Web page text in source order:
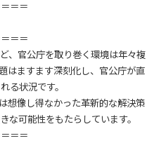
＝＝
＝＝
、官公庁を取り巻く環境は年々複
はますます深刻化し、官公庁が直
る状況です。
想像し得なかった革新的な解決策
な可能性をもたらしています。
＝＝